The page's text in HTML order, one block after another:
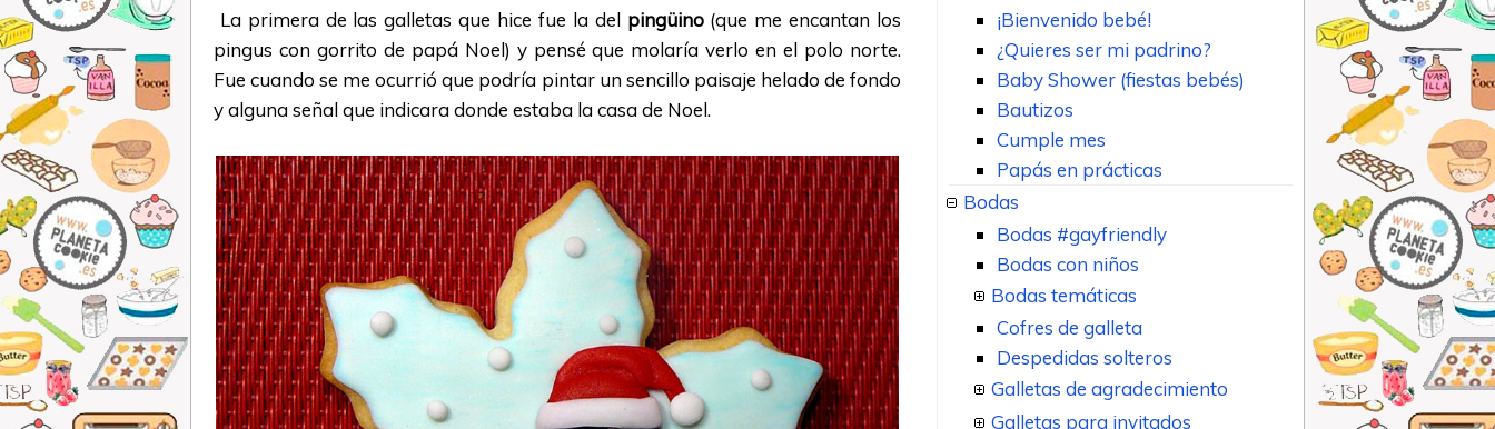
La primera de las galletas que hice fue la del pingüino(que me encantan los
pingus con gorrito de papá Noel) y pensé que molaría verlo en el polo norte.
Fue cuando se me ocurrió que podría pintar un sencillo paisaje helado de fondo
y alguna señal que indicara donde estaba la casa de Noel.
¡Bienvenido bebé!
¿Quieres ser mi padrino?
Baby Shower (fiestas bebés)
Bautizos
Cumple mes
Papás en prácticas
Bodas
Bodas #gayfriendly
Bodas con niños
Bodas temáticas
Cofres de galleta
Despedidas solteros
Galletas de agradecimiento
Galletas para invitados